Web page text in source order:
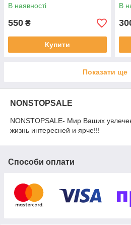
В наявності
550 ₴
Купити
В
Показати ще
NONSTOPSALE
NONSTOPSALE- Мир Ваших
жизнь интересней и ярче!!!
Способи оплати